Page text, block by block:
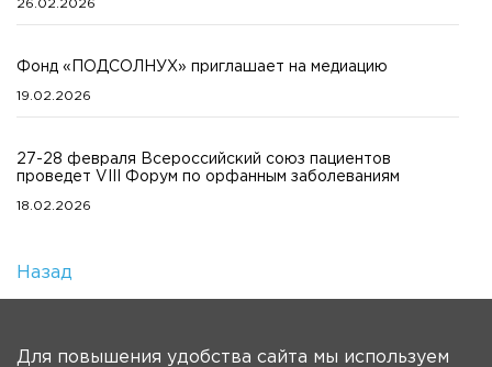
26.02.2026
Фонд «ПОДСОЛНУХ» приглашает на медиацию
19.02.2026
27-28 февраля Всероссийский союз пациентов
проведет VIII Форум по орфанным заболеваниям
18.02.2026
Назад
Для повышения удобства сайта мы используем